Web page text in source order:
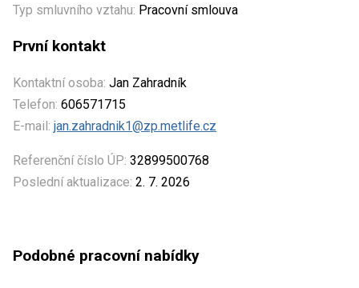
Typ smluvního vztahu: Pracovní smlouva
První kontakt
Kontaktní osoba: Jan Zahradník
Telefon: 606571715
E-mail: jan.zahradnik1@zp.metlife.cz
Referenční číslo ÚP: 32899500768
Poslední aktualizace: 2. 7. 2026
Podobné pracovní nabídky